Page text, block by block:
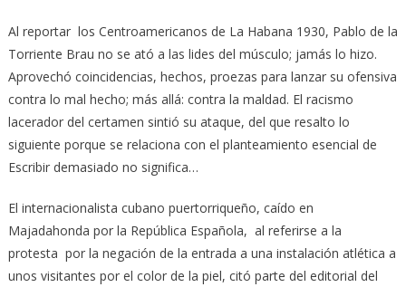
Al reportar los Centroamericanos de La Habana 1930, Pablo de la
Torriente Brau no se ató a las lides del músculo; jamás lo hizo.
Aprovechó coincidencias, hechos, proezas para lanzar su ofensiva
contra lo mal hecho; más allá: contra la maldad. El racismo
lacerador del certamen sintió su ataque, del que resalto lo
siguiente porque se relaciona con el planteamiento esencial de
Escribir demasiado no significa…
El internacionalista cubano puertorriqueño, caído en
Majadahonda por la República Española, al referirse a la
protesta por la negación de la entrada a una instalación atlética a
unos visitantes por el color de la piel, citó parte del editorial del